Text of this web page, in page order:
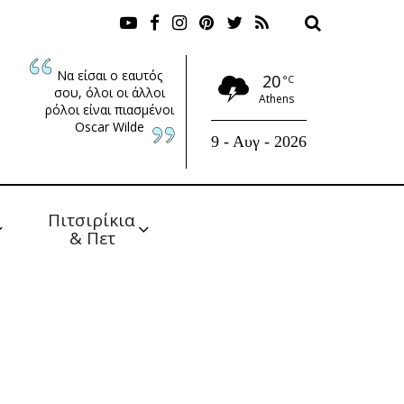
Να είσαι ο εαυτός
σου, όλοι οι άλλοι
ρόλοι είναι πιασμένοι
Oscar Wilde
20 °C
Athens
9 - Αυγ - 2026
Πιτσιρίκια
& Πετ